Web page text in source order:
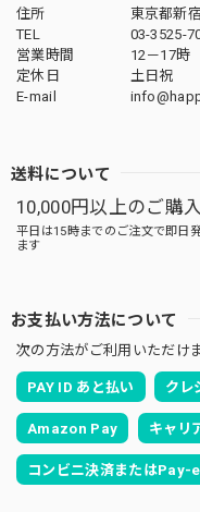
住所
東京都新
TEL
03-3525-
営業時間
12－17時
定休日
土日祝
E-mail
送料について
10,000円以上のご購
平日は15時までのご注文で即
ます
お支払い方法について
次の方法がご利用いただけま
PAY ID あと払い クレ
Amazon Pay キャリ
コンビニ決済またはPay-